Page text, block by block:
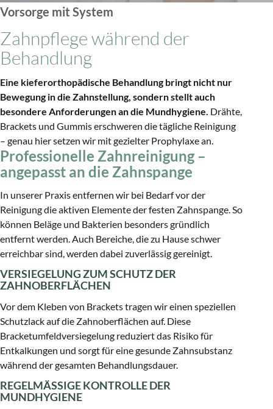
Schlafmedizin
ICON: Kariesbehandlung ohne Bohren
Bleaching
Vorsorge mit System
Zahnpflege während der
Behandlung
Eine kieferorthopädische Behandlung bringt nicht nur
Bewegung in die Zahnstellung, sondern stellt auch
besondere Anforderungen an die Mundhygiene. Drähte,
Brackets und Gummis erschweren die tägliche Reinigung
– genau hier setzen wir mit gezielter Prophylaxe an.
Professionelle Zahnreinigung –
angepasst an die Zahnspange
In unserer Praxis entfernen wir bei Bedarf vor der
Reinigung die aktiven Elemente der festen Zahnspange. So
können Beläge und Bakterien besonders gründlich
entfernt werden. Auch Bereiche, die zu Hause schwer
erreichbar sind, werden dabei zuverlässig gereinigt.
VERSIEGELUNG ZUM SCHUTZ DER
ZAHNOBERFLÄCHEN
Vor dem Kleben von Brackets tragen wir einen speziellen
Schutzlack auf die Zahnoberflächen auf. Diese
Bracketumfeldversiegelung reduziert das Risiko für
Entkalkungen und sorgt für eine gesunde Zahnsubstanz
während der gesamten Behandlungsdauer.
REGELMÄSSIGE KONTROLLE DER M
UNDHYGIENE